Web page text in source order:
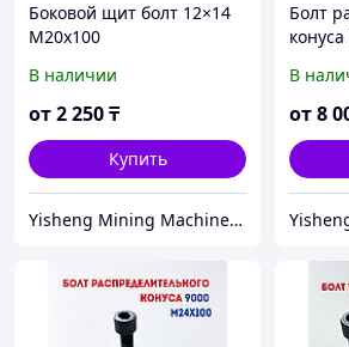
Боковой щит болт 12×14
M20x100
В наличии
от2 250₸
Купить
Yisheng Mining Machinery Almaty
Болт
В
от8